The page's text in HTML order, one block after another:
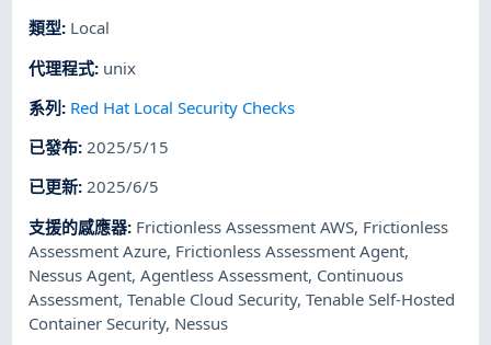
類型: Local
代理程式: unix
系列: Red Hat Local Security Checks
已發布:2025/5/15
已更新:2025/6/5
支援的感應器: Frictionless Assessment AWS, Frictionless
Assessment Azure, Frictionless Assessment Agent,
Nessus Agent,Agentless Assessment, Continuous
Assessment,Tenable Cloud Security,Tenable Self-Hosted
Container Security, Nessus